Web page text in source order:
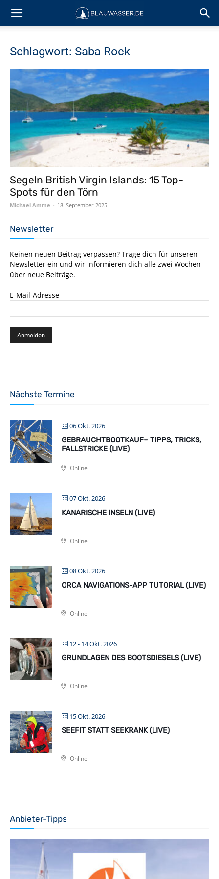
Schlagwort: Saba Rock
Segeln British Virgin Islands: 15 Top-
Spots für den Törn
Michael Amme - 18. September 2025
Newsletter
Keinen neuen Beitrag verpassen? Trage dich für unseren
Newsletter ein und wir informieren dich alle zwei Wochen
über neue Beiträge.
E-Mail-Adresse
Nächste Termine
06 Okt. 2026
GEBRAUCHTBOOTKAUF– TIPPS, TRICKS,
FALLSTRICKE (LIVE)
Online
07 Okt. 2026
KANARISCHE INSELN (LIVE)
Online
08 Okt. 2026
ORCA NAVIGATIONS-APP TUTORIAL (LIVE)
Online
12 - 14 Okt. 2026
GRUNDLAGEN DES BOOTSDIESELS (LIVE)
Online
15 Okt. 2026
SEEFIT STATT SEEKRANK (LIVE)
Online
Anbieter-Tipps